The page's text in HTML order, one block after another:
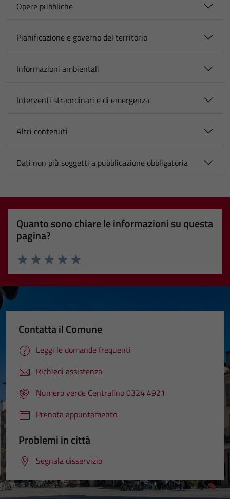
Opere pubbliche
Pianificazione e governo del territorio
Informazioni ambientali
Interventi straordinari e di emergenza
Altri contenuti
Dati non più soggetti a pubblicazione obbligatoria
Quanto sono chiare le informazioni su questa
pagina?
Valuta 5 stelle su 5
Valuta 4 stelle su 5
Valuta 3 stelle su 5
Valuta 2 stelle su 5
Valuta 1 stelle su 5
Contatta il Comune
Leggi le domande frequenti
Richiedi assistenza
Numero verde Centralino 0324 4921
Prenota appuntamento
Problemi in città
Segnala disservizio